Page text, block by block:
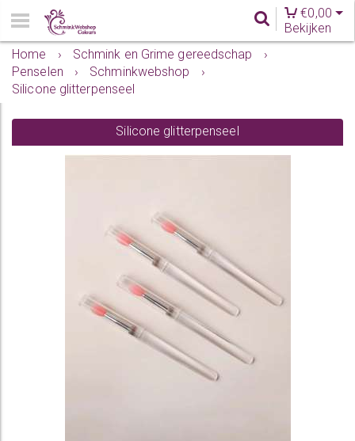
€0,00
Bekijken
Home
› Schmink en Grime gereedschap
›
Penselen
› Schminkwebshop
›
Silicone glitterpenseel
Silicone glitterpenseel